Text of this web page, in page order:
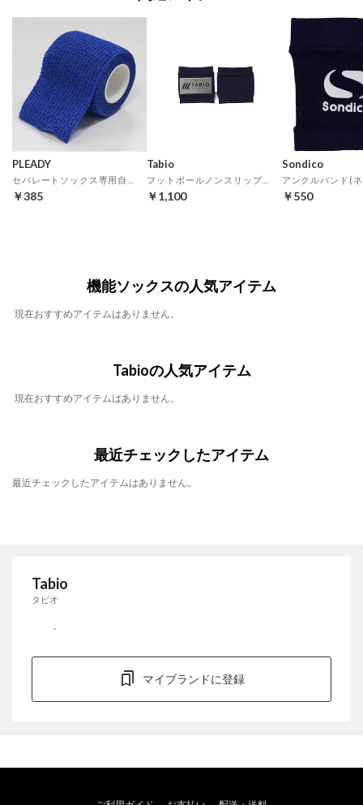
PLEADY
￥385
Tabio
フットボールノンスリップバンド(ネイビー)
￥1,100
Sondico
アンクルバンド(
￥550
機能ソックスの人気アイテム
現在おすすめアイテムはありません。
Tabioの人気アイテム
現在おすすめアイテムはありません。
最近チェックしたアイテム
最近チェックしたアイテムはありません。
Tabio
タビオ
マイブランドに登録